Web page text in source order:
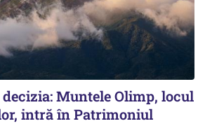
decizia: Muntele Olimp, locul
intră în Patrimoniul